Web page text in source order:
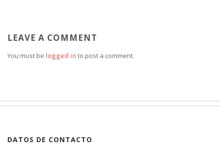
LEAVE A COMMENT
You must be logged in to post a comment.
DATOS DE CONTACTO